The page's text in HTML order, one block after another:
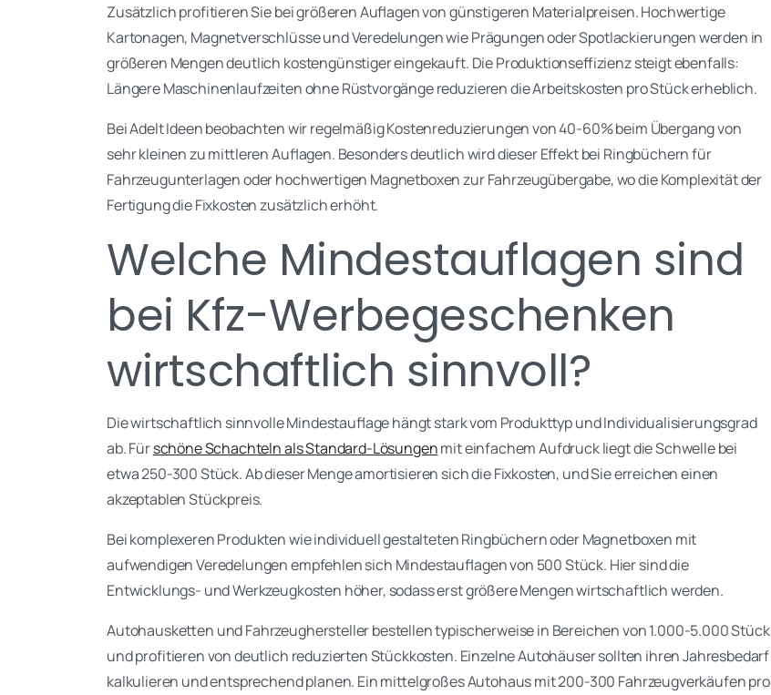
Zusätzlich profitieren Sie bei größeren Auflagen von günstigeren Materialpreisen. Hochwertige
Kartonagen, Magnetverschlüsse und Veredelungen wie Prägungen oder Spotlackierungen werden in
größeren Mengen deutlich kostengünstiger eingekauft. Die Produktionseffizienz steigt ebenfalls:
Längere Maschinenlaufzeiten ohne Rüstvorgänge reduzieren die Arbeitskosten pro Stück erheblich.
Bei Adelt Ideen beobachten wir regelmäßig Kostenreduzierungen von 40-60% beim Übergang von
sehr kleinen zu mittleren Auflagen. Besonders deutlich wird dieser Effekt bei Ringbüchern für
Fahrzeugunterlagen oder hochwertigen Magnetboxen zur Fahrzeugübergabe, wo die Komplexität der
Fertigung die Fixkosten zusätzlich erhöht.
Welche Mindestauflagen sind
bei Kfz-Werbegeschenken
wirtschaftlich sinnvoll?
Die wirtschaftlich sinnvolle Mindestauflage hängt stark vom Produkttyp und Individualisierungsgrad
ab. Fürschöne Schachteln als Standard-Lösungenmit einfachem Aufdruck liegt die Schwelle bei
etwa 250-300 Stück. Ab dieser Menge amortisieren sich die Fixkosten, und Sie erreichen einen
akzeptablen Stückpreis.
Bei komplexeren Produkten wie individuell gestalteten Ringbüchern oder Magnetboxen mit
aufwendigen Veredelungen empfehlen sich Mindestauflagen von 500 Stück. Hier sind die
Entwicklungs- und Werkzeugkosten höher, sodass erst größere Mengen wirtschaftlich werden.
Autohausketten und Fahrzeughersteller bestellen typischerweise in Bereichen von 1.000-5.000 Stück
und profitieren von deutlich reduzierten Stückkosten. Einzelne Autohäuser sollten ihren Jahresbedarf
kalkulieren und entsprechend planen. Ein mittelgroßes Autohaus mit 200-300 Fahrzeugverkäufen pro